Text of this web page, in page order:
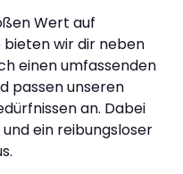
Wert auf
bieten wir dir neben
einen umfassenden
passen unseren
an. Dabei
ein reibungsloser